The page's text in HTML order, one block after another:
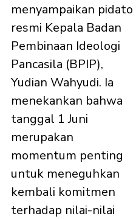
menyampaikan pidato
resmi Kepala Badan
Pembinaan Ideologi
Pancasila (BPIP),
Yudian Wahyudi. Ia
menekankan bahwa
tanggal 1 Juni
merupakan
momentum penting
untuk meneguhkan
kembali komitmen
terhadap nilai-nilai